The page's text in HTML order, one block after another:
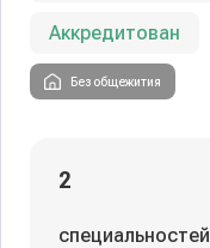
Аккредитован
Без общежития
2
специальностей